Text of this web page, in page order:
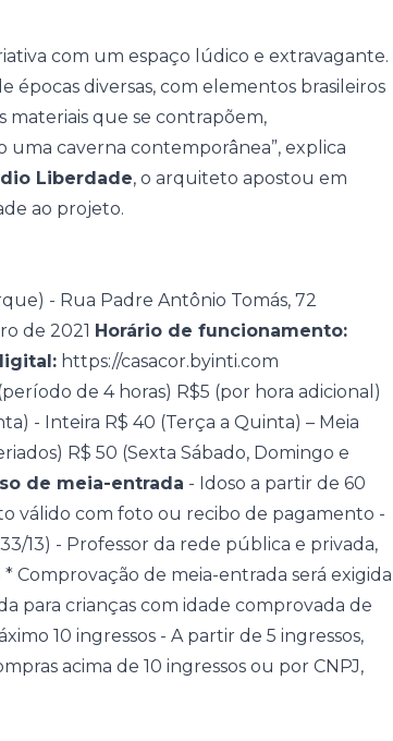
com um espaço lúdico e extravagante.
épocas diversas, com elementos brasileiros
materiais que se contrapõem,
uma caverna contemporânea”, explica
Liberdade, o arquiteto apostou em
ao projeto.
- Rua Padre Antônio Tomás, 72
de 2021 Horário de funcionamento:
https://casacor.byinti.com
de 4 horas) R$5 (por hora adicional)
- Inteira R$ 40 (Terça a Quinta) – Meia
R$ 50 (Sexta Sábado, Domingo e
de meia-entrada - Idoso a partir de 60
válido com foto ou recibo de pagamento -
13) - Professor da rede pública e privada,
de meia-entrada será exigida
para crianças com idade comprovada de
10 ingressos - A partir de 5 ingressos,
acima de 10 ingressos ou por CNPJ,